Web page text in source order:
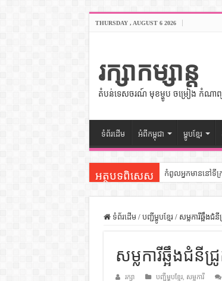
THURSDAY , AUGUST 6 2026
រក្សាកម្សាន្ត
តំបន់ទេសចរណ៍ មុខម្ហូប ចម្រៀង កំណាព្យ
ទំព័រដើម អំពីកម្ពុជា ម្ហូបខ្មែរ
អត្ថបទពិសេស កំពូលអ្នកមាននៅទី
សិល្បះចរចា – សៀវ
ដើមកំណើតអង្គរ
ដើមកំណើតជនជាតិខ្ម
ទំព័រដើម / បញ្ជីម្ហូបខ្មែរ / សម្លការីឆ្អឹងជំនី
សម្លការីឆ្អឹងជំនីជ្រូ
រក្សា បញ្ជីម្ហូបខ្មែរ, សម្លការី